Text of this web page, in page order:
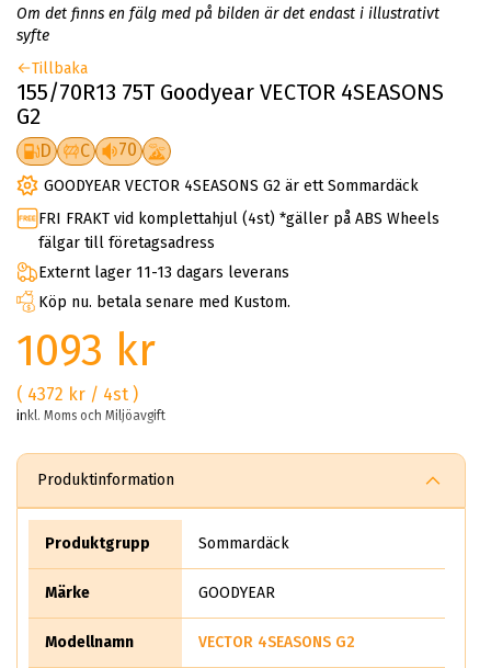
Om det finns en fälg med på bilden är det endast i illustrativt
syfte
Tillbaka
155/70R13 75T Goodyear VECTOR 4SEASONS
G2
D C 70
GOODYEAR VECTOR 4SEASONS G2 är ett Sommardäck
FRI FRAKT vid komplettahjul (4st) *gäller på ABS Wheels
fälgar till företagsadress
Externt lager 11-13 dagars leverans
Köp nu. betala senare med Kustom.
1093 kr
( 4372 kr / 4st )
inkl. Moms och Miljöavgift
Produktinformation
Produktgrupp Sommardäck
Märke GOODYEAR
Modellnamn VECTOR 4SEASONS G2